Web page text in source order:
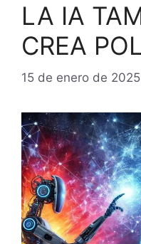
LA IA
CREA
15 de enero de 2025